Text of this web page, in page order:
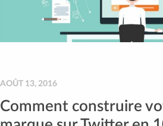
AOÛT 13, 2016
Comment construire